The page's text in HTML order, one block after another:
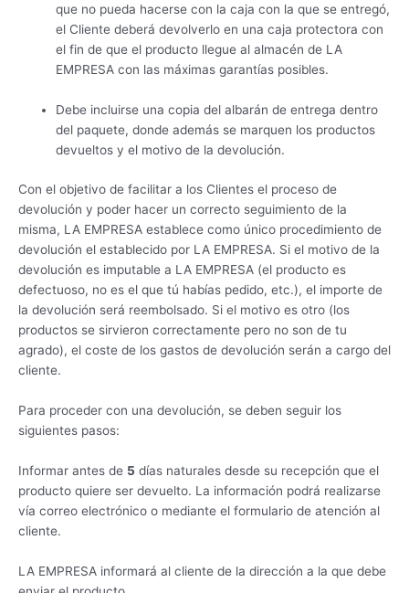
que no pueda hacerse con la caja con la que se entregó,
el Cliente deberá devolverlo en una caja protectora con
el fin de que el producto llegue al almacén de LA
EMPRESA con las máximas garantías posibles.
Debe incluirse una copia del albarán de entrega dentro
del paquete, donde además se marquen los productos
devueltos y el motivo de la devolución.
Con el objetivo de facilitar a los Clientes el proceso de
devolución y poder hacer un correcto seguimiento de la
misma, LA EMPRESA establece como único procedimiento de
devolución el establecido por LA EMPRESA. Si el motivo de la
devolución es imputable a LA EMPRESA (el producto es
defectuoso, no es el que tú habías pedido, etc.), el importe de
la devolución será reembolsado. Si el motivo es otro (los
productos se sirvieron correctamente pero no son de tu
agrado), el coste de los gastos de devolución serán a cargo del
cliente.
Para proceder con una devolución, se deben seguir los
siguientes pasos:
Informar antes de 5 días naturales desde su recepción que el
producto quiere ser devuelto. La información podrá realizarse
vía correo electrónico o mediante el formulario de atención al
cliente.
LA EMPRESA informará al cliente de la dirección a la que debe